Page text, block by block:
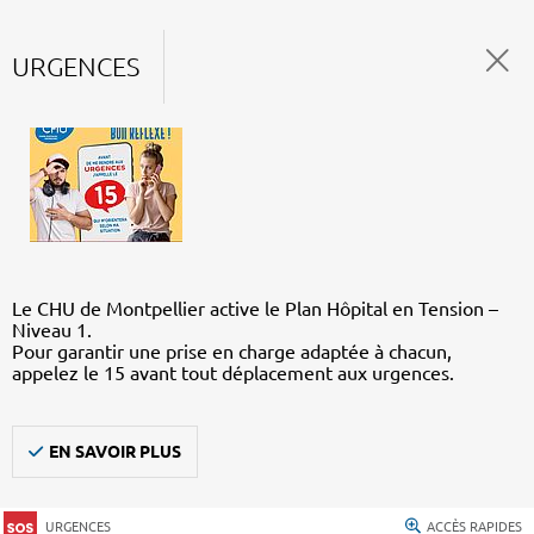
URGENCES
Le CHU de Montpellier active le Plan Hôpital en Tension –
Niveau 1.
Pour garantir une prise en charge adaptée à chacun,
appelez le 15 avant tout déplacement aux urgences.
EN SAVOIR PLUS
URGENCES ACCÈS RAPIDES